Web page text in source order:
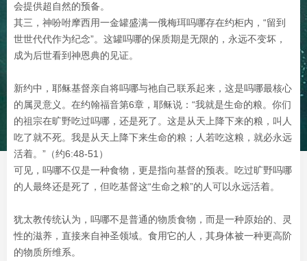
会提供超自然的预备。
其三，神吩咐摩西用一金罐盛满一俄梅珥吗哪存在约柜内，“留到
世世代代作为纪念”。这罐吗哪的保质期是无限的，永远不变坏，
成为后世看到神恩典的见证。
新约中，耶稣基督亲自将吗哪与祂自己联系起来，这是吗哪最核心
的属灵意义。在约翰福音第6章，耶稣说：“我就是生命的粮。你们
的祖宗在旷野吃过吗哪，还是死了。这是从天上降下来的粮，叫人
吃了就不死。我是从天上降下来生命的粮；人若吃这粮，就必永远
活着。”（约6:48-51）
可见，吗哪不仅是一种食物，更是指向基督的预表。吃过旷野吗哪
的人最终还是死了，但吃基督这“生命之粮”的人可以永远活着。
犹太教传统认为，吗哪不是普通的物质食物，而是一种原始的、灵
性的滋养，直接来自神圣领域。食用它的人，其身体被一种更高阶
的物质所维系。